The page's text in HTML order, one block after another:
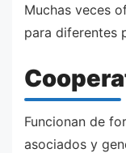
Muchas veces
para diferentes
Funcionan de
asociados y